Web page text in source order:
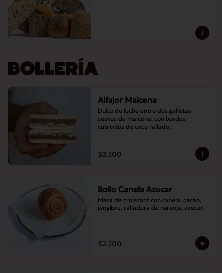
BOLLERÍA
Alfajor Maicena
Dulce de leche entre dos galletas
suaves de maicena, con bordes
cubiertos de coco rallado.
$3.300
Bollo Canela Azucar
Masa de croissant con canela, cacao,
jengibre, ralladura de naranja, azúcar.
$2.700